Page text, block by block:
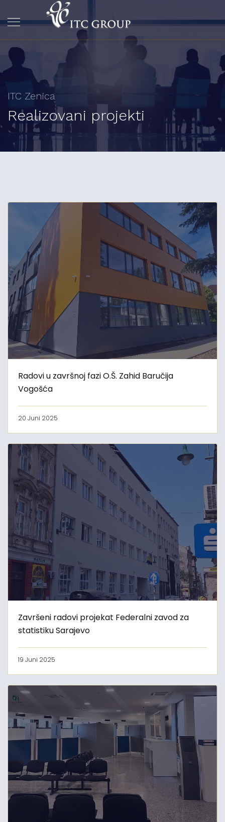
ITC Zenica
Realizovani projekti
Radovi u završnoj fazi O.Š. Zahid Baručija
Vogošća
20 Juni 2025
Završeni radovi projekat Federalni zavod za
statistiku Sarajevo
19 Juni 2025